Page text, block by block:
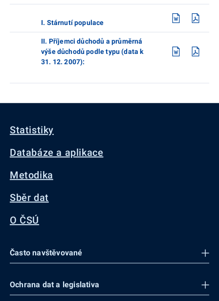
I. Stárnutí populace
II. Příjemci důchodů a průměrná
výše důchodů podle typu (data k
31. 12. 2007):
Statistiky
Databáze a aplikace
Metodika
Sběr dat
O ČSÚ
Často navštěvované
Ochrana dat a legislativa